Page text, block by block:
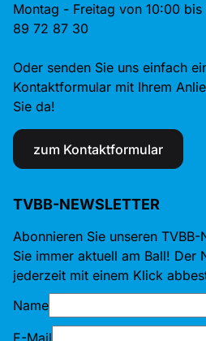
Montag - Freitag von 10:00
89 72 87 30
Oder senden Sie uns einfach
Kontaktformular mit Ihrem
Sie da!
zum Kontaktformular
TVBB-NEWSLETTER
Abonnieren Sie unseren
Sie immer aktuell am Ball! Der
jederzeit mit einem Klick
Name
E-Mail